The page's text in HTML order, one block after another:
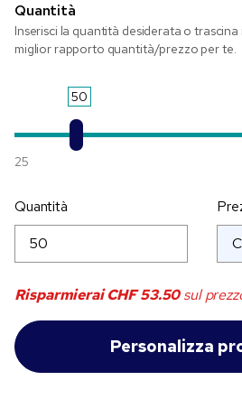
Quantità
Inserisci la quantità desiderata o
miglior rapporto quantità/prezzo per te.
50
25
Quantità
RisparmieraiCHF 53.50sul